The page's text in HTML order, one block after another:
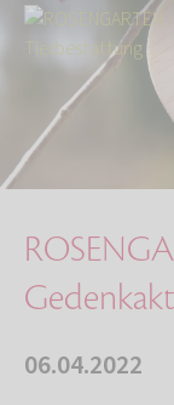
Über uns
ROSENGARTEN-
06.04.2022